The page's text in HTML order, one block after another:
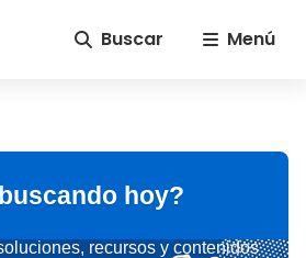
Buscar Menú
hoy?
recursos y contenidos